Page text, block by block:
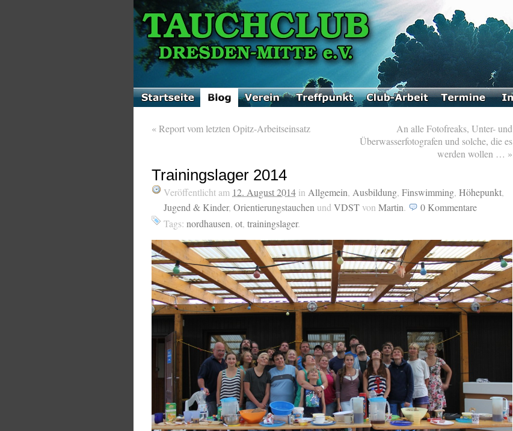
«Report vom letzten Opitz-Arbeitseinsatz
An alle Fotofreaks, Unter- und
Überwasserfotografen und solche, die es
werden wollen … »
Trainingslager 2014
Veröffentlicht am 12. August 2014 in Allgemein, Ausbildung, Finswimming, Höhepunkt,
Jugend & Kinder, Orientierungstauchen und VDST von Martin. 0 Kommentare
Tags: nordhausen, ot, trainingslager.